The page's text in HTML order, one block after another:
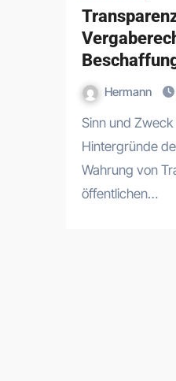
Hermann
Sinn und Zweck des Vergaberechts Einer der
Hintergründe
Wahrung von
öffentlichen…